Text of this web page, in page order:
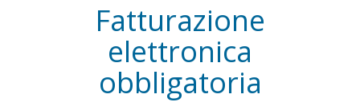
Fatturazione
elettronica
obbligatoria